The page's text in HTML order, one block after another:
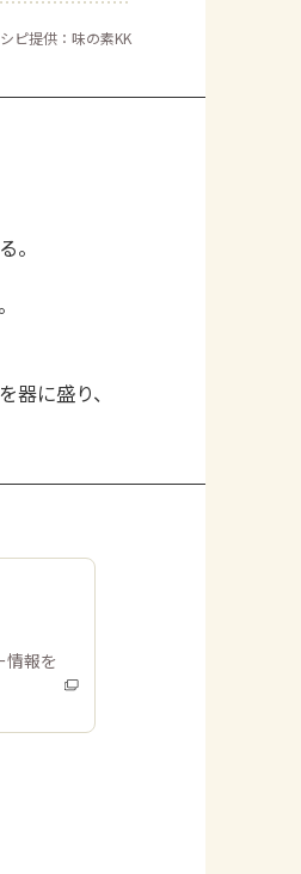
ピ提供：味の素KK
。
に盛り、
情報を